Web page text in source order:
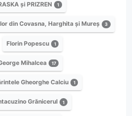
și PRIZREN 1
din Covasna, Harghita și Mureș 3
Florin Popescu 1
Mihalcea 17
Gheorghe Calciu 1
Grănicerul 1